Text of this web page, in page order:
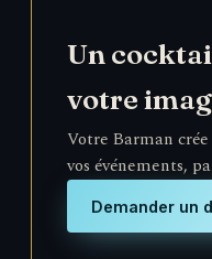
Un
votre
Votre Barman
vos événements,
Demander un